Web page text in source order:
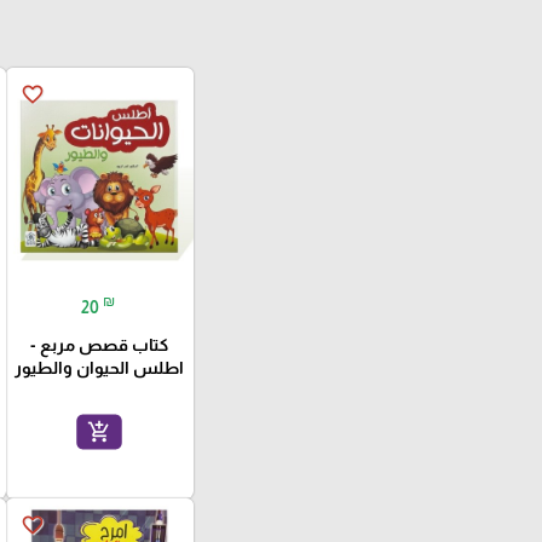
favorite_border
20 ₪
كتاب قصص مربع -
اطلس الحيوان والطيور
add_shopping_cart
favorite_border